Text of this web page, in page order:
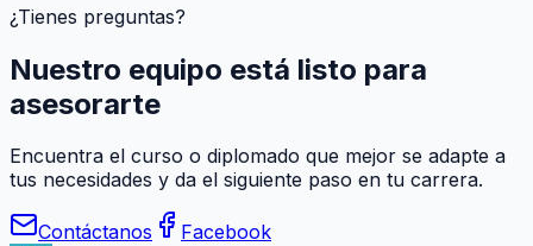
¿Tienes preguntas?
Nuestro equipo está listo para
asesorarte
Encuentra el curso o diplomado que mejor se adapte a
tus necesidades y da el siguiente paso en tu carrera.
Contáctanos
Facebook